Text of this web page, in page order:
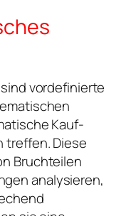
vordefinierte
Kauf-
treffen. Diese
Bruchteilen
analysieren,